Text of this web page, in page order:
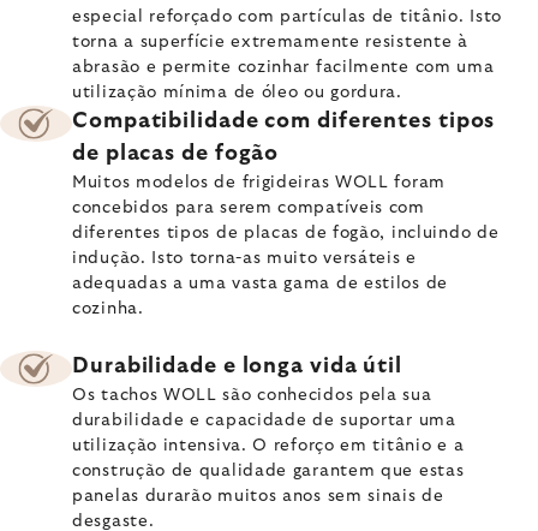
especial reforçado com partículas de titânio. Isto
torna a superfície extremamente resistente à
abrasão e permite cozinhar facilmente com uma
utilização mínima de óleo ou gordura.
Compatibilidade com diferentes tipos
de placas de fogão
Muitos modelos de frigideiras WOLL foram
concebidos para serem compatíveis com
diferentes tipos de placas de fogão, incluindo de
indução. Isto torna-as muito versáteis e
adequadas a uma vasta gama de estilos de
cozinha.
Durabilidade e longa vida útil
Os tachos WOLL são conhecidos pela sua
durabilidade e capacidade de suportar uma
utilização intensiva. O reforço em titânio e a
construção de qualidade garantem que estas
panelas durarão muitos anos sem sinais de
desgaste.